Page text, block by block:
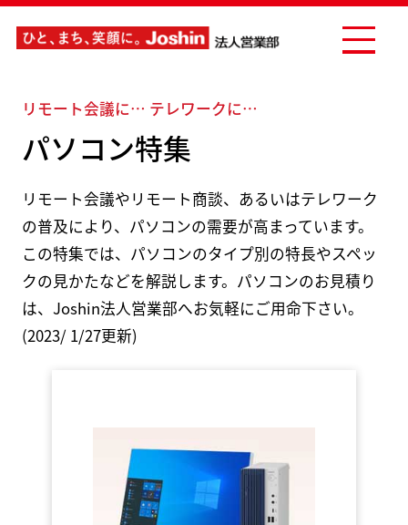
リモート会議に… テレワークに…
パソコン特集
リモート会議やリモート商談、あるいはテレワーク
の普及により、パソコンの需要が高まっています。
この特集では、パソコンのタイプ別の特長やスペッ
クの見かたなどを解説します。パソコンのお見積り
は、Joshin法人営業部へお気軽にご用命下さい。
(2023/ 1/27更新)